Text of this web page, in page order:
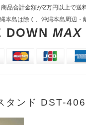
商品合計金額が2万円以上で送
本島は除く、沖縄本島周辺・
DOWN MAX
タンド DST-